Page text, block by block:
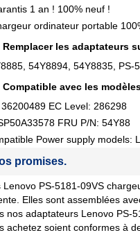
1 an ! 100% neuf !
ordinateur portable
Remplacer les adaptateurs
54Y8894, 54Y8835, PS-
Compatible avec les
36200489 EC Level: 286298
FRU P/N: 54Y88
Power supply models:
promises.
Lenovo PS-5181-09VS
Elles sont assemblées
nos adaptateurs Lenovo PS-
achetez soient conformes à